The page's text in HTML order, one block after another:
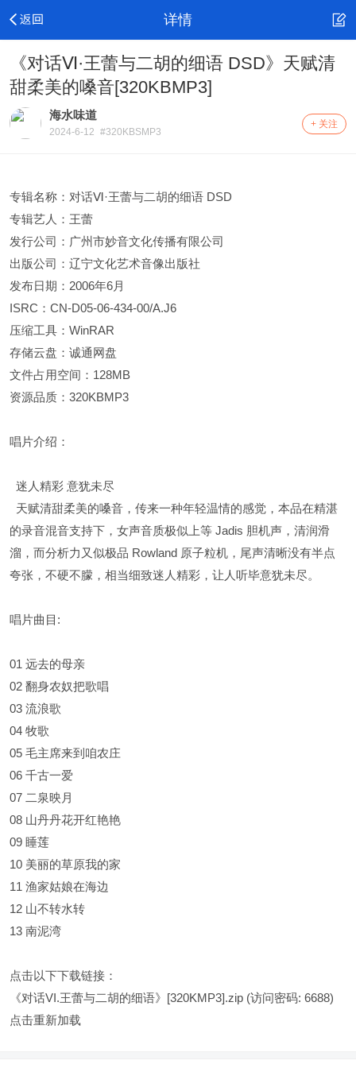
详情
《对话Ⅵ·王蕾与二胡的细语 DSD》天赋清
甜柔美的嗓音[320KBMP3]
海水味道
2024-6-12 #320KBSMP3
+ 关注
专辑名称：对话Ⅵ·王蕾与二胡的细语 DSD
专辑艺人：王蕾
发行公司：广州市妙音文化传播有限公司
出版公司：辽宁文化艺术音像出版社
发布日期：2006年6月
ISRC：CN-D05-06-434-00/A.J6
压缩工具：WinRAR
存储云盘：诚通网盘
文件占用空间：128MB
资源品质：320KBMP3
唱片介绍：
迷人精彩 意犹未尽
天赋清甜柔美的嗓音，传来一种年轻温情的感觉，本品在精湛
的录音混音支持下，女声音质极似上等 Jadis 胆机声，清润滑
溜，而分析力又似极品 Rowland 原子粒机，尾声清晰没有半点
夸张，不硬不朦，相当细致迷人精彩，让人听毕意犹未尽。
唱片曲目:
01 远去的母亲
02 翻身农奴把歌唱
03 流浪歌
04 牧歌
05 毛主席来到咱农庄
06 千古一爱
07 二泉映月
08 山丹丹花开红艳艳
09 睡莲
10 美丽的草原我的家
11 渔家姑娘在海边
12 山不转水转
13 南泥湾
点击以下下载链接：
《对话VI.王蕾与二胡的细语》[320KMP3].zip (访问密码: 6688)
点击重新加载